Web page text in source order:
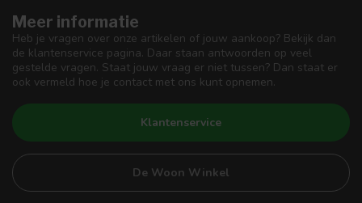
Meer informatie
Heb je vragen over onze artikelen of jouw aankoop? Bekijk dan
de klantenservice pagina. Daar staan antwoorden op veel
gestelde vragen. Staat jouw vraag er niet tussen? Dan staat er
ook vermeld hoe je contact met ons kunt opnemen.
Klantenservice
De Woon Winkel